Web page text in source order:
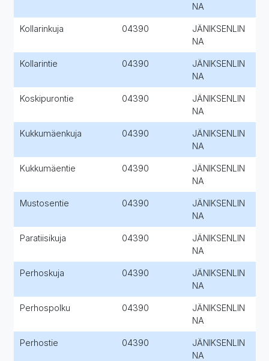
NA
Kollarinkuja 04390
JÄNIKSENLIN
NA
Kollarintie 04390
JÄNIKSENLIN
NA
Koskipurontie 04390
JÄNIKSENLIN
NA
Kukkumäenkuja 04390
JÄNIKSENLIN
NA
Kukkumäentie 04390
JÄNIKSENLIN
NA
Mustosentie 04390
JÄNIKSENLIN
NA
Paratiisikuja 04390
JÄNIKSENLIN
NA
Perhoskuja 04390
JÄNIKSENLIN
NA
Perhospolku 04390
JÄNIKSENLIN
NA
Perhostie 04390
JÄNIKSENLIN
NA